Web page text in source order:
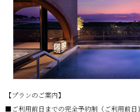
【プランのご案内】
ご利用前日までの完全予約制（ご利用前日